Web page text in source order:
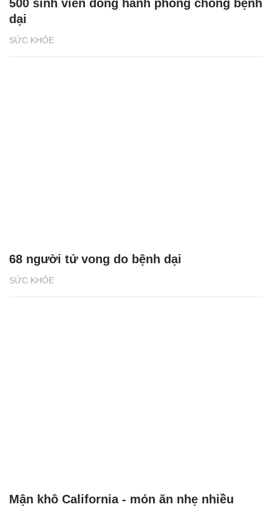
SỨC KHỎE
500 sinh viên đồng hành phòng chống bệnh
dại
SỨC KHỎE
68 người tử vong do bệnh dại
Mận khô California - món ăn nhẹ nhiều